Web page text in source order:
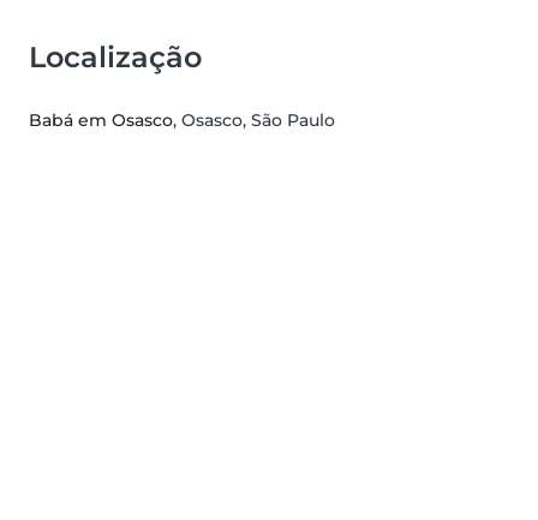
Localização
Babá em Osasco, Osasco, São Paulo